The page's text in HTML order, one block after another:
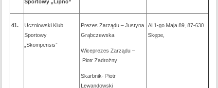
Sportowy „Lipno”
41.
Uczniowski Klub
Sportowy
„Skompensis”
Prezes Zarządu – Justyna
Grąbczewska
Wiceprezes Zarządu –
Piotr Zadrożny
Skarbnik- Piotr
Lewandowski
Al.1-go Maja 89, 87-630
Skępe,